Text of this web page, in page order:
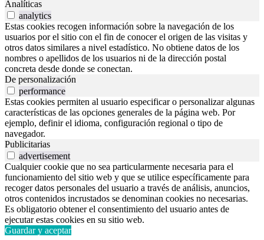
Analíticas
analytics
Estas cookies recogen información sobre la navegación de los
usuarios por el sitio con el fin de conocer el origen de las visitas y
otros datos similares a nivel estadístico. No obtiene datos de los
nombres o apellidos de los usuarios ni de la dirección postal
concreta desde donde se conectan.
De personalización
performance
Estas cookies permiten al usuario especificar o personalizar algunas
características de las opciones generales de la página web. Por
ejemplo, definir el idioma, configuración regional o tipo de
navegador.
Publicitarias
advertisement
Cualquier cookie que no sea particularmente necesaria para el
funcionamiento del sitio web y que se utilice específicamente para
recoger datos personales del usuario a través de análisis, anuncios,
otros contenidos incrustados se denominan cookies no necesarias.
Es obligatorio obtener el consentimiento del usuario antes de
ejecutar estas cookies en su sitio web.
Guardar y aceptar